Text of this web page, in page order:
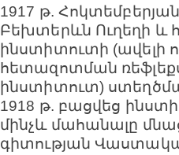
1917 թ.
Բեխտերևն Ուղեղի և
ինստիտուտի (ավելի
հետազոտման
ինստիտուտ)
1918 թ. բացվեց
մինչև մահանալը
գիտության